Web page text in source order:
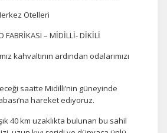
HER ZAMAN AKTIF
olmadan site düzgün çalışmaz ve
Otelleri
FABRİKASI – MİDİLLİ- DİKİLİ
kahvaltının ardından odalarımızı
saatte Midilli’nin güneyinde
hareket ediyoruz.
40 km uzaklıkta bulunan bu sahil